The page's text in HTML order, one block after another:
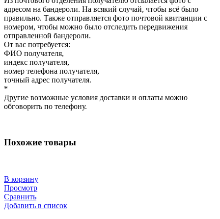
адресом на бандероли. На всякий случай, чтобы всё было
правильно. Также отправляется фото почтовой квитанции с
номером, чтобы можно было отследить передвижения
отправленной бандероли.
От вас потребуется:
ФИО получателя,
индекс получателя,
номер телефона получателя,
точный адрес получателя.
*
Другие возможные условия доставки и оплаты можно
обговорить по телефону.
Похожие товары
В корзину
Просмотр
Сравнить
Добавить в список